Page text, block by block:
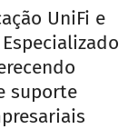
UniFi e
suporte